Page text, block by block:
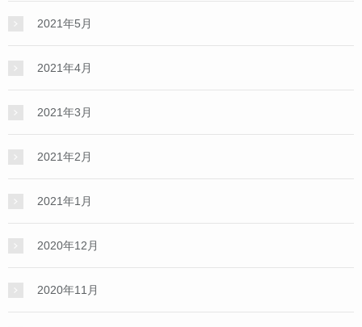
2021年5月
2021年4月
2021年3月
2021年2月
2021年1月
2020年12月
2020年11月